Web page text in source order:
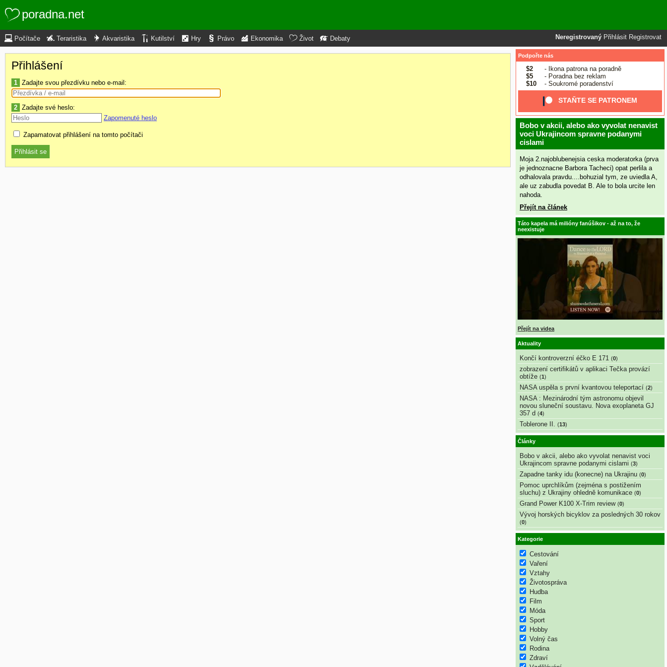
poradna.net
Neregistrovaný Přihlásit Registrovat
Počítače Teraristika Akvaristika Kutilství Hry Právo Ekonomika Život Debaty
Přihlášení
1 Zadajte svou přezdívku nebo e-mail:
2 Zadajte své heslo:
Zapomenuté heslo
Zapamatovat přihlášení na tomto počítači
Podpořte nás
$2
- Ikona patrona na poradně
$5
- Poradna bez reklam
$10
- Soukromé poradenství
STAŇTE SE PATRONEM
Bobo v akcii, alebo ako vyvolat nenavist
voci Ukrajincom spravne podanymi
cislami
Moja 2.najoblubenejsia ceska moderatorka (prva
je jednoznacne Barbora Tacheci) opat perlila a
odhalovala pravdu....bohuzial tym, ze uviedla A,
ale uz zabudla povedat B. Ale to bola urcite len
nahoda.
Přejít na článek
Táto kapela má milióny fanúšikov - až na to, že
neexistuje
Přejít na videa
Aktuality
Končí kontroverzní éčko E 171 (0)
zobrazení certifikátů v aplikaci Tečka provází
obtíže (1)
NASA uspěla s první kvantovou teleportací (2)
NASA : Mezinárodní tým astronomu objevil
novou sluneční soustavu. Nova exoplaneta GJ
357 d (4)
Toblerone II. (13)
Články
Bobo v akcii, alebo ako vyvolat nenavist voci
Ukrajincom spravne podanymi cislami (3)
Zapadne tanky idu (konecne) na Ukrajinu (0)
Pomoc uprchlíkům (zejména s postižením
sluchu) z Ukrajiny ohledně komunikace (0)
Grand Power K100 X-Trim review (0)
Vývoj horských bicyklov za posledných 30 rokov
(0)
Kategorie
Cestování
Vaření
Vztahy
Životospráva
Hudba
Film
Móda
Sport
Hobby
Volný čas
Rodina
Zdraví